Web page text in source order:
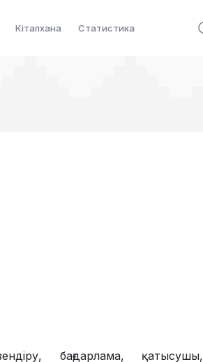
Кітапхана Статистика
бағдарлама, қатысушы,